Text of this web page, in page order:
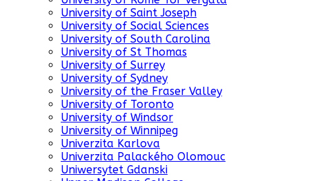
University of Saint Joseph
University of Social Sciences
University of South Carolina
University of St Thomas
University of Surrey
University of Sydney
University of the Fraser Valley
University of Toronto
University of Windsor
University of Winnipeg
Univerzita Karlova
Univerzita Palackého Olomouc
Uniwersytet Gdanski